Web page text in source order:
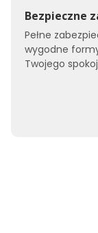
Bezpieczne
Pełne
wygodne
Twojego